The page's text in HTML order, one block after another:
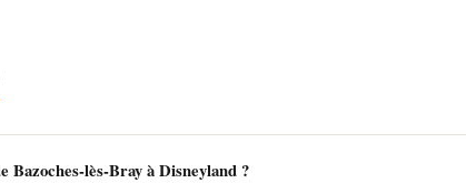
lès-Bray à Disneyland ?